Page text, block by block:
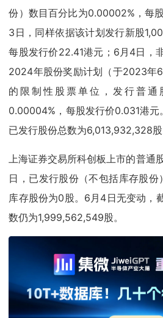
份）数目百分比为0.00002%，每
3日，同样依据该计划发行新股
每股发行价22.41港元；6月4日，
2024年股份奖励计划（于2023年
的限制性股票单位，发行普通
0.00004%，每股发行价0.031港元
已发行股份总数为6,013,932,328股
上海证券交易所科创板上市的普通
日，已发行股份（不包括库存股份
库存股份为0股。6月4日无变动，
数仍为1,999,562,549股。